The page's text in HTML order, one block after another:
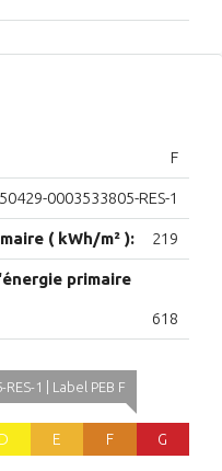
F
0003533805-RES-1
( kWh/m² ): 219
primaire
618
D E
1 | Label PEB F
F G